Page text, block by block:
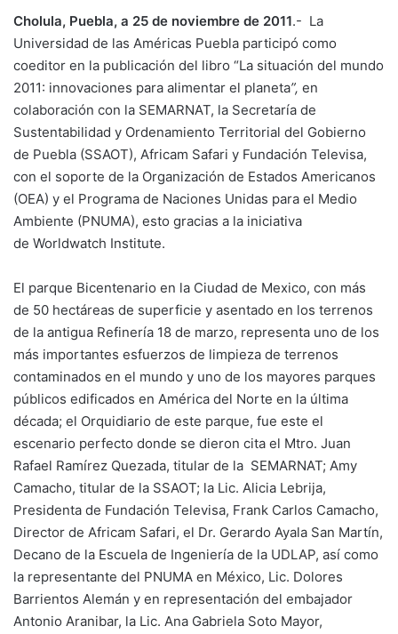
Cholula, Puebla, a 25 de noviembre de 2011.- La
Universidad de las Américas Puebla participó como
coeditor en la publicación del libro “La situación del mundo
2011: innovaciones para alimentar el planeta”, en
colaboración con la SEMARNAT, la Secretaría de
Sustentabilidad y Ordenamiento Territorial del Gobierno
de Puebla (SSAOT), Africam Safari y Fundación Televisa,
con el soporte de la Organización de Estados Americanos
(OEA) y el Programa de Naciones Unidas para el Medio
Ambiente (PNUMA), esto gracias a la iniciativa
de Worldwatch Institute.
El parque Bicentenario en la Ciudad de Mexico, con más
de 50 hectáreas de superficie y asentado en los terrenos
de la antigua Refinería 18 de marzo, representa uno de los
más importantes esfuerzos de limpieza de terrenos
contaminados en el mundo y uno de los mayores parques
públicos edificados en América del Norte en la última
década; el Orquidiario de este parque, fue este el
escenario perfecto donde se dieron cita el Mtro. Juan
Rafael Ramírez Quezada, titular de la SEMARNAT; Amy
Camacho, titular de la SSAOT; la Lic. Alicia Lebrija,
Presidenta de Fundación Televisa, Frank Carlos Camacho,
Director de Africam Safari, el Dr. Gerardo Ayala San Martín,
Decano de la Escuela de Ingeniería de la UDLAP, así como
la representante del PNUMA en México, Lic. Dolores
Barrientos Alemán y en representación del embajador
Antonio Aranibar, la Lic. Ana Gabriela Soto Mayor,